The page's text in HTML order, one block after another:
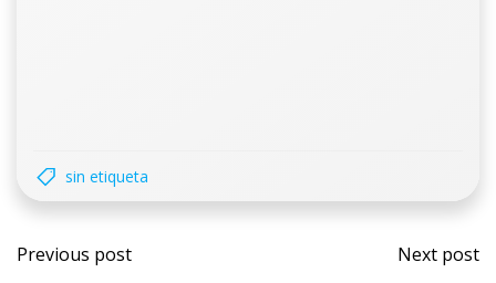
sin etiqueta
Previous post Next post